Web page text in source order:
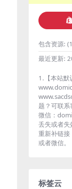
包含资源:
最近更新:
1.【本站默
题？可联
微信：
丢失或者
重新补链
或者微信。
标签云